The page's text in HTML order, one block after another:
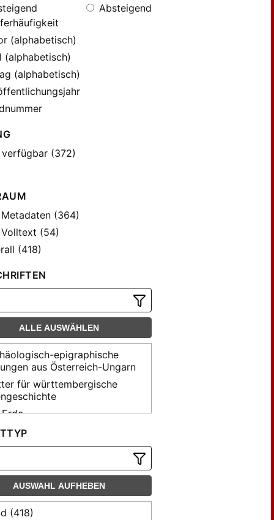
Absteigend
(alphabetisch)
(alphabetisch)
(alphabetisch)
verfügbar (372)
(364)
(54)
(418)
ALLE AUSWÄHLEN
epigraphische
aus Österreich-Ungarn
für württembergische
<Heidelberg>
Zeitschrift
Jahrbuch
AUSWAHL AUFHEBEN
(418)